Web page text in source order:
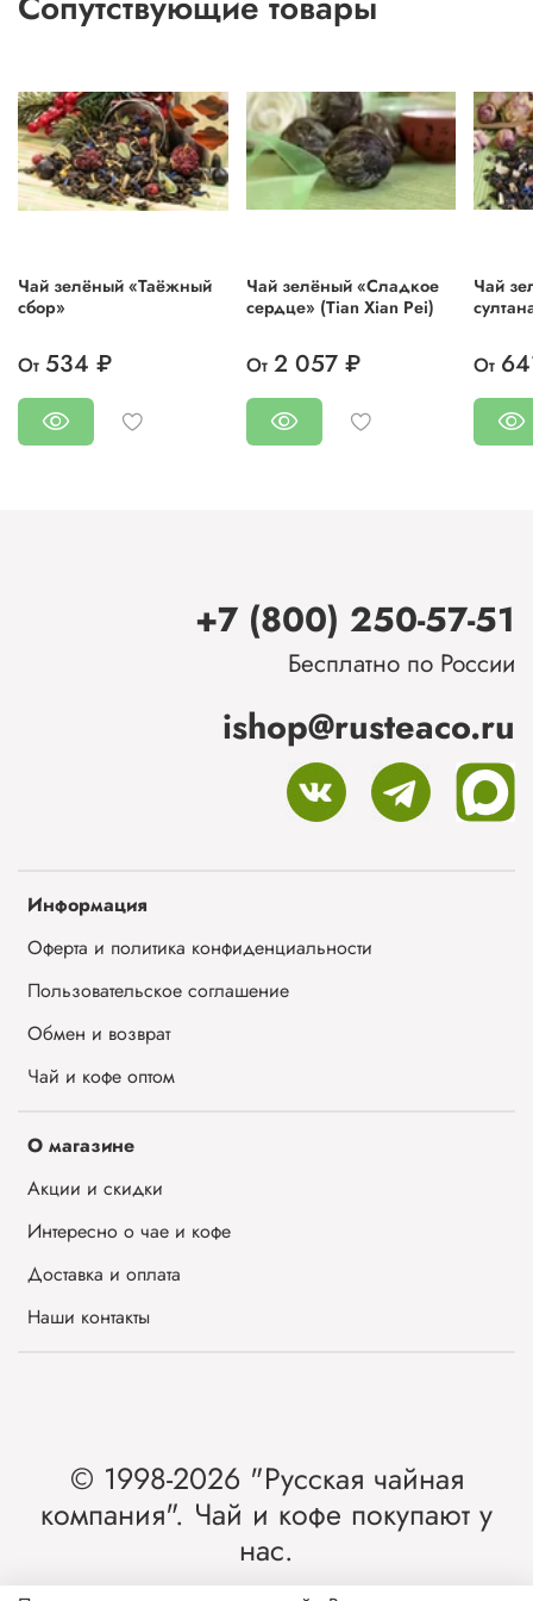
Чай зелёный «Таёжный
сбор»
От 534 ₽
Чай зелёный «Сладкое
сердце» (Tian Xian Pei)
От 2 057 ₽
Чай
От
Информация
Оферта и политика конфиденциальности
Пользовательское соглашение
Обмен и возврат
Чай и кофе оптом
О магазине
Акции и скидки
Интересно о чае и кофе
Доставка и оплата
Наши контакты
+7 (800) 250-57-51
Бесплатно по России
ishop@rusteaco.ru
© 1998-2026 "Русская чайная
компания". Чай и кофе покупают у
нас.